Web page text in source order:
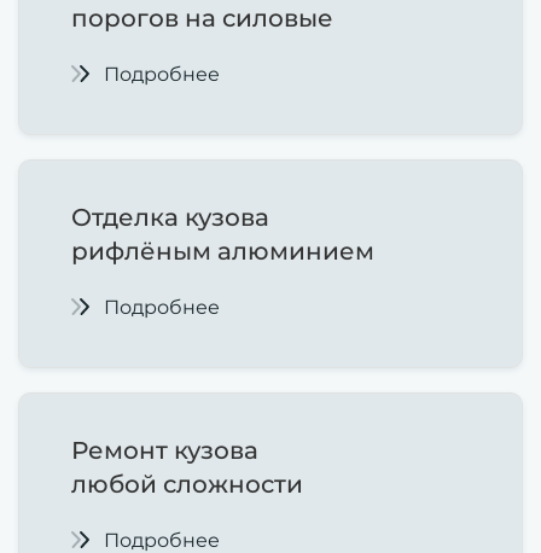
порогов на силовые
Подробнее
Отделка кузова
рифлёным алюминием
Подробнее
Ремонт кузова
любой сложности
Подробнее